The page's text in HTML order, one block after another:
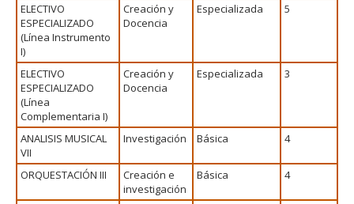
ELECTIVO
ESPECIALIZADO
(Línea Instrumento
I)
Creación y
Docencia
Especializada 5
ELECTIVO
ESPECIALIZADO
(Línea
Complementaria I)
Creación y
Docencia
Especializada 3
ANALISIS MUSICAL
VII
Investigación Básica 4
ORQUESTACIÓN III
Creación e
investigación
Básica 4